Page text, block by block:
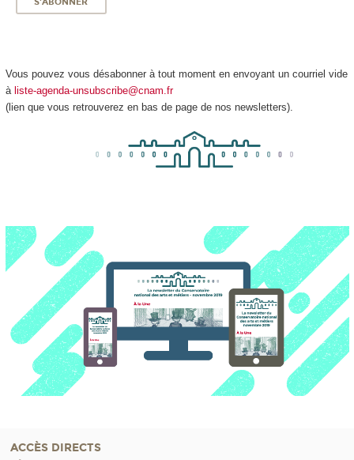
Vous pouvez vous désabonner à tout moment en envoyant un courriel vide
à liste-agenda-unsubscribe@cnam.fr
(lien que vous retrouverez en bas de page de nos newsletters).
ACCÈS DIRECTS